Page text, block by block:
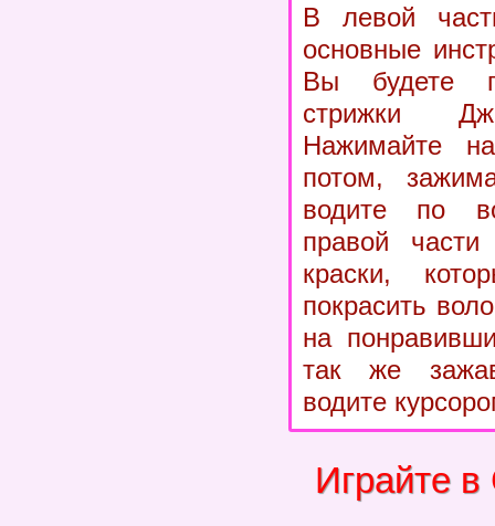
В левой
основные
Вы будете
стрижки
Нажимайте
потом,
водите по
правой части
краски,
покрасить
на
так же
водите
Играйте